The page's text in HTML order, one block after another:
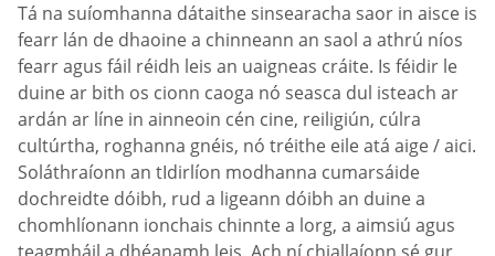
Tá na suíomhanna dátaithe sinsearacha saor in aisce is
fearr lán de dhaoine a chinneann an saol a athrú níos
fearr agus fáil réidh leis an uaigneas cráite. Is féidir le
duine ar bith os cionn caoga nó seasca dul isteach ar
ardán ar líne in ainneoin cén cine, reiligiún, cúlra
cultúrtha, roghanna gnéis, nó tréithe eile atá aige / aici.
Soláthraíonn an tIdirlíon modhanna cumarsáide
dochreidte dóibh, rud a ligeann dóibh an duine a
chomhlíonann ionchais chinnte a lorg, a aimsiú agus